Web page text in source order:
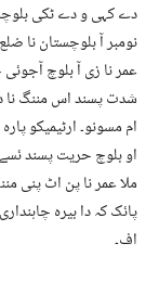
نومبر آ بلوچستان نا
عمر نا زی آ بلوچ
شدت پسند اس مننگ نا
ام مسونو۔ ارٹیمیکو
او بلوچ حریت پسند
ملا عمر نا پن اٹ پنی
پائک کہ دا بیرہ
اف۔